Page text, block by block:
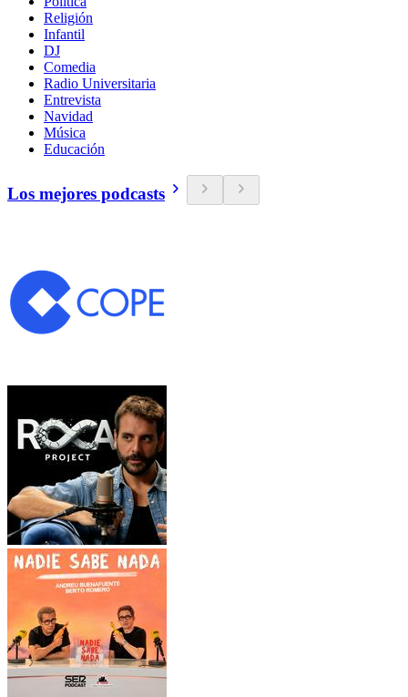
Religión
Infantil
DJ
Comedia
Radio Universitaria
Entrevista
Navidad
Música
Educación
Los mejores podcasts